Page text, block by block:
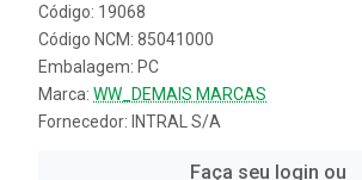
Código: 19068
Código NCM: 85041000
Embalagem: PC
Marca: WW_DEMAIS MARCAS
Fornecedor: INTRAL S/A
Faça seu login ou